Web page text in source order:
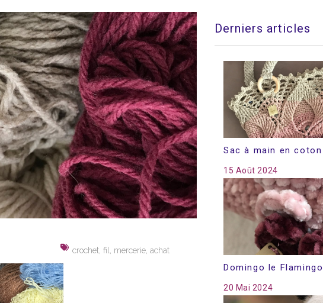
crochet, fil, mercerie, achat
Derniers articles
Sac à main en coton
15 Août 2024
Domingo le Flamingo
20 Mai 2024